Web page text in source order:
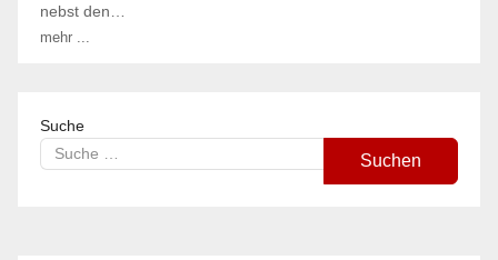
nebst den…
mehr ...
Suche
Suchen